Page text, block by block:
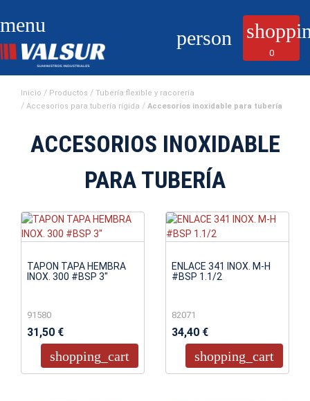
menu
person
0
Inicio Productos
Tubería flexible y racorería
Accesorios para tubería rígida
Accesorios inoxidable para tubería
ACCESORIOS INOXIDABLE
PARA TUBERÍA
TAPON TAPA HEMBRA
INOX. 300 #BSP 3"
91580
31,50 €
shopping_cart
ENLACE 341 INOX. M-H
#BSP 1.1/2
82071
34,40 €
shopping_cart